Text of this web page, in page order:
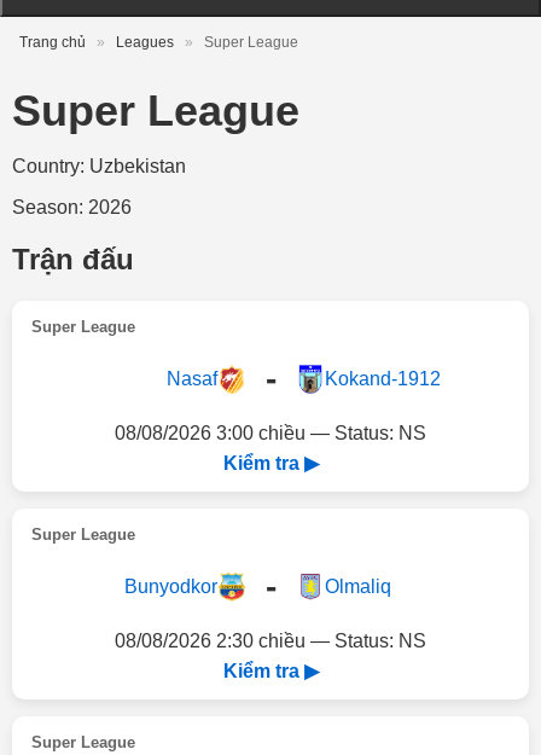
Trang chủ » Leagues » Super League
Super League
Country: Uzbekistan
Season: 2026
Trận đấu
Super League
Nasaf - Kokand-1912
08/08/2026 3:00 chiều — Status: NS
Kiểm tra ▶
Super League
Bunyodkor - Olmaliq
08/08/2026 2:30 chiều — Status: NS
Kiểm tra ▶
Super League